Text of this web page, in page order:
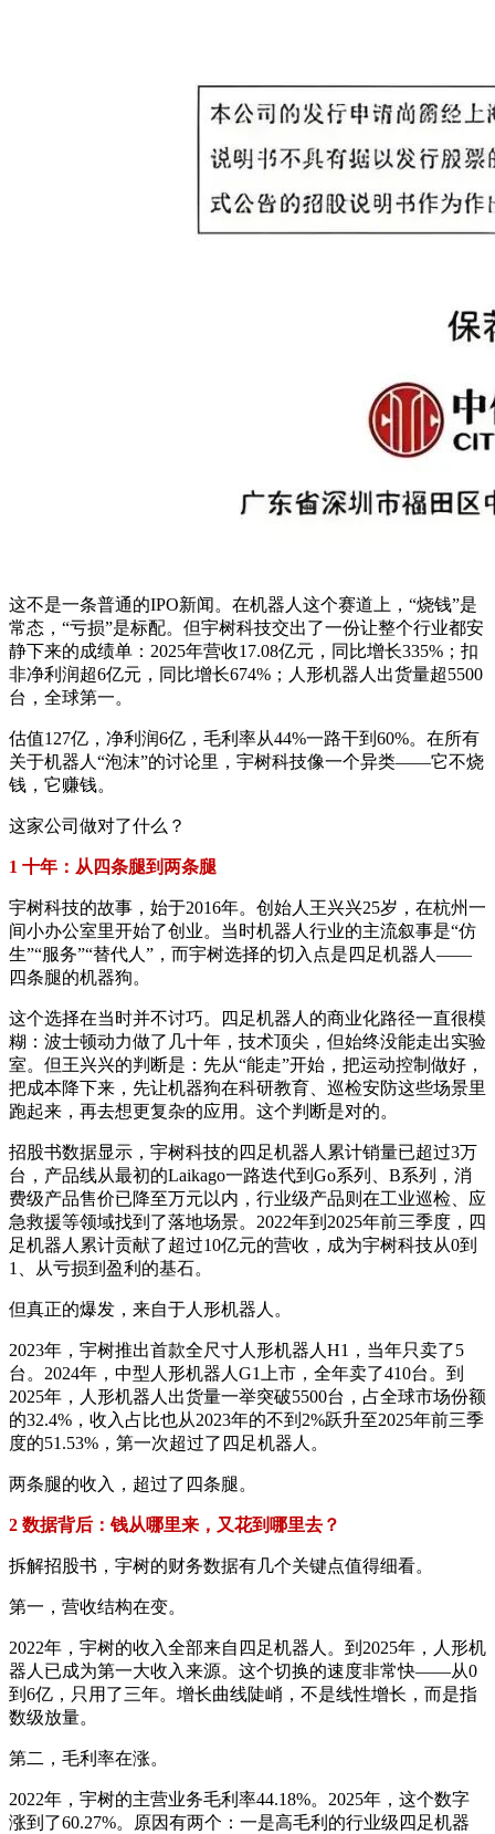
这不是一条普通的IPO新闻。在机器人这个赛道上，“烧钱”是
常态，“亏损”是标配。但宇树科技交出了一份让整个行业都安
静下来的成绩单：2025年营收17.08亿元，同比增长335%；扣
非净利润超6亿元，同比增长674%；人形机器人出货量超5500
台，全球第一。
估值127亿，净利润6亿，毛利率从44%一路干到60%。在所有
关于机器人“泡沫”的讨论里，宇树科技像一个异类——它不烧
钱，它赚钱。
这家公司做对了什么？
1 十年：从四条腿到两条腿
宇树科技的故事，始于2016年。创始人王兴兴25岁，在杭州一
间小办公室里开始了创业。当时机器人行业的主流叙事是“仿
生”“服务”“替代人”，而宇树选择的切入点是四足机器人——
四条腿的机器狗。
这个选择在当时并不讨巧。四足机器人的商业化路径一直很模
糊：波士顿动力做了几十年，技术顶尖，但始终没能走出实验
室。但王兴兴的判断是：先从“能走”开始，把运动控制做好，
把成本降下来，先让机器狗在科研教育、巡检安防这些场景里
跑起来，再去想更复杂的应用。这个判断是对的。
招股书数据显示，宇树科技的四足机器人累计销量已超过3万
台，产品线从最初的Laikago一路迭代到Go系列、B系列，消
费级产品售价已降至万元以内，行业级产品则在工业巡检、应
急救援等领域找到了落地场景。2022年到2025年前三季度，四
足机器人累计贡献了超过10亿元的营收，成为宇树科技从0到
1、从亏损到盈利的基石。
但真正的爆发，来自于人形机器人。
2023年，宇树推出首款全尺寸人形机器人H1，当年只卖了5
台。2024年，中型人形机器人G1上市，全年卖了410台。到
2025年，人形机器人出货量一举突破5500台，占全球市场份额
的32.4%，收入占比也从2023年的不到2%跃升至2025年前三季
度的51.53%，第一次超过了四足机器人。
两条腿的收入，超过了四条腿。
2 数据背后：钱从哪里来，又花到哪里去？
拆解招股书，宇树的财务数据有几个关键点值得细看。
第一，营收结构在变。
2022年，宇树的收入全部来自四足机器人。到2025年，人形机
器人已成为第一大收入来源。这个切换的速度非常快——从0
到6亿，只用了三年。增长曲线陡峭，不是线性增长，而是指
数级放量。
第二，毛利率在涨。
2022年，宇树的主营业务毛利率44.18%。2025年，这个数字
涨到了60.27%。原因有两个：一是高毛利的行业级四足机器